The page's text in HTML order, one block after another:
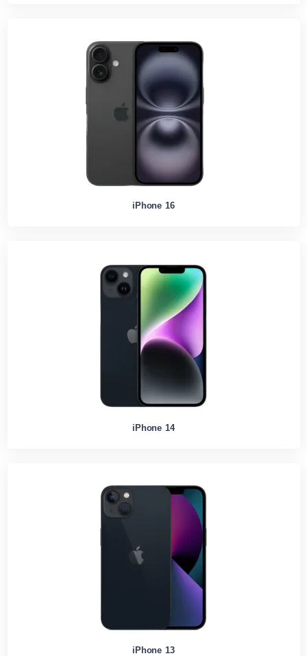
iPhone 16
iPhone 14
iPhone 13